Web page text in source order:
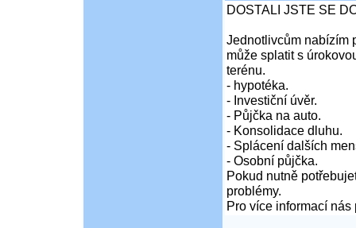
DOSTALI JSTE SE
Jednotlivcům nabízím
může splatit s
terénu.
- hypotéka.
- Investiční úvěr.
- Půjčka na auto.
- Konsolidace dluhu.
- Splácení dalších
- Osobní půjčka.
Pokud nutně
problémy.
Pro více informací nás